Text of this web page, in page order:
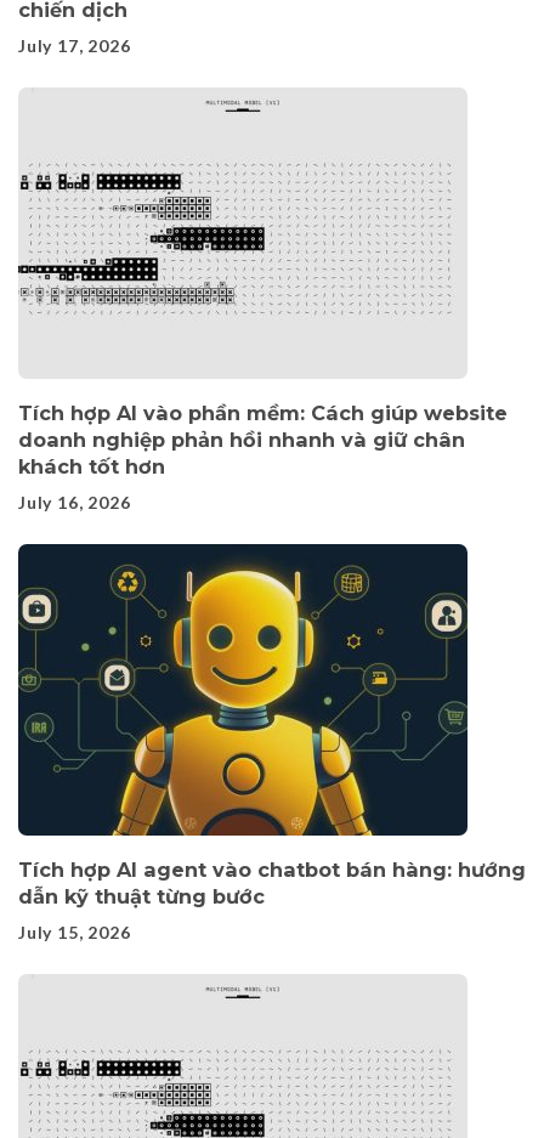
chiến dịch
July 17, 2026
Tích hợp AI vào phần mềm: Cách giúp website
doanh nghiệp phản hồi nhanh và giữ chân
khách tốt hơn
July 16, 2026
Tích hợp AI agent vào chatbot bán hàng: hướng
dẫn kỹ thuật từng bước
July 15, 2026